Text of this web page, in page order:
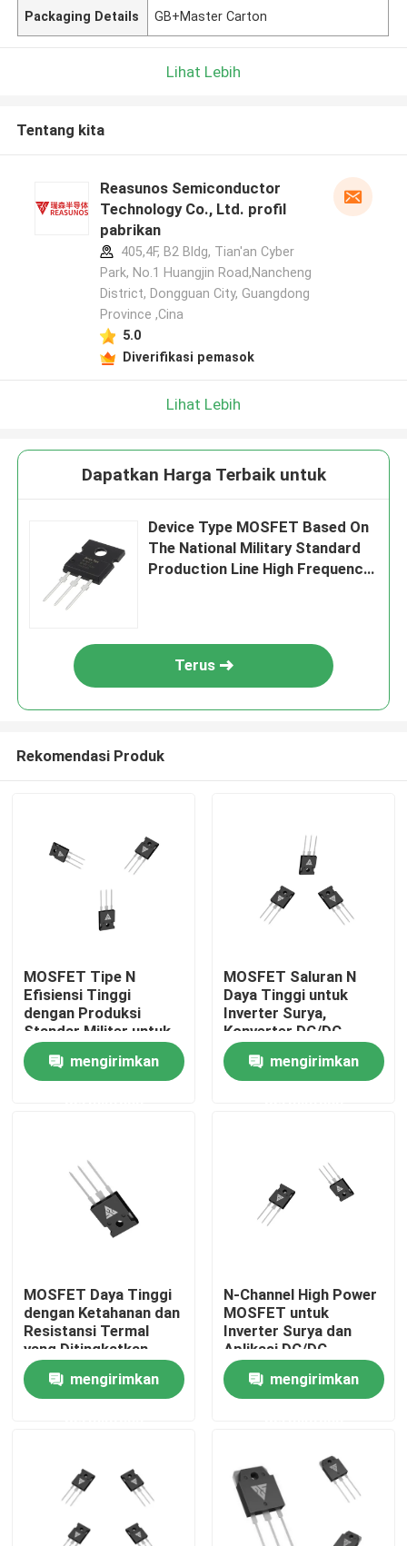
Rumah
Produk
Tur Pabrik
Hubungi Kami
Berita
MOSFET Daya Tinggi
MOSFET Silikon Karbida
Packaging Details GB+Master Carton
Lihat Lebih
Tentang kita
Reasunos Semiconductor
Technology Co., Ltd. profil
pabrikan
405,4F, B2 Bldg, Tian'an Cyber
Park, No.1 Huangjin Road,Nancheng
District, Dongguan City, Guangdong
Province ,Cina
5.0
Diverifikasi pemasok
Lihat Lebih
Dapatkan Harga Terbaik untuk
Device Type MOSFET Based On
The National Military Standard
Production Line High Frequency
Terus
Rekomendasi Produk
MOSFET Tipe N
Efisiensi Tinggi
dengan Produksi
Standar Militer untuk
Transfer Energi yang
Kuat
mengirimkan
MOSFET Saluran N
Daya Tinggi untuk
Inverter Surya,
Konverter DC/DC
Tegangan Tinggi, dan
Penggerak Motor
mengirimkan
MOSFET Daya Tinggi
dengan Ketahanan dan
Resistansi Termal
yang Ditingkatkan
untuk Aplikasi
Konfigurasi Tipe-N
mengirimkan
N-Channel High Power
MOSFET untuk
Inverter Surya dan
Aplikasi DC/DC
Converter
mengirimkan